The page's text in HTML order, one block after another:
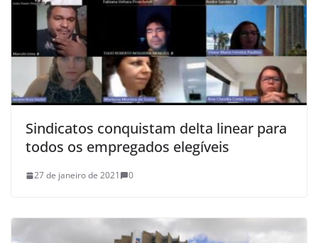
Sindicatos conquistam delta linear para
todos os empregados elegíveis
27 de janeiro de 2021 0